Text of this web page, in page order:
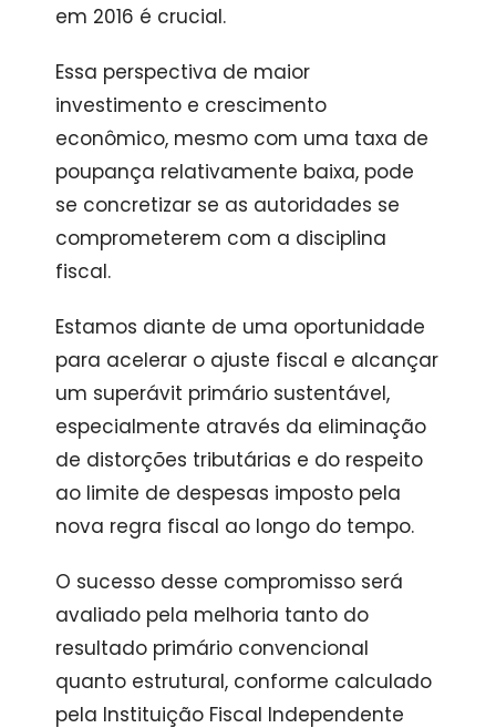
em 2016 é crucial.
Essa perspectiva de maior
investimento e crescimento
econômico, mesmo com uma taxa de
poupança relativamente baixa, pode
se concretizar se as autoridades se
comprometerem com a disciplina
fiscal.
Estamos diante de uma oportunidade
para acelerar o ajuste fiscal e alcançar
um superávit primário sustentável,
especialmente através da eliminação
de distorções tributárias e do respeito
ao limite de despesas imposto pela
nova regra fiscal ao longo do tempo.
O sucesso desse compromisso será
avaliado pela melhoria tanto do
resultado primário convencional
quanto estrutural, conforme calculado
pela Instituição Fiscal Independente